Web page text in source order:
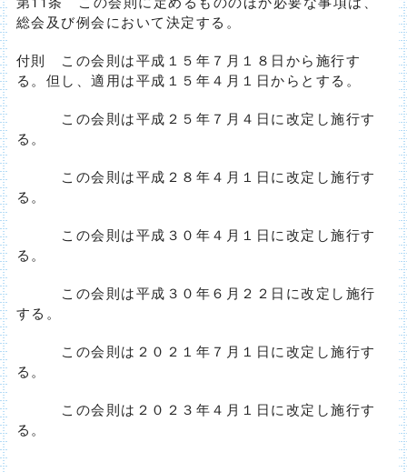
総会及び例会において決定する。
付則 この会則は平成１５年７月１８日から施行す
る。但し、適用は平成１５年４月１日からとする。
この会則は平成２５年７月４日に改定し施行す
る。
この会則は平成２８年４月１日に改定し施行す
る。
この会則は平成３０年４月１日に改定し施行す
る。
この会則は平成３０年６月２２日に改定し施行
する。
この会則は２０２１年７月１日に改定し施行す
る。
この会則は２０２３年４月１日に改定し施行す
る。